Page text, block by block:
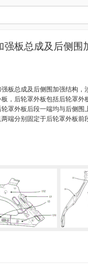
板总成及后侧围
板总成及后侧围加强结构，
，后轮罩外板包括后轮罩外
罩外板后段一端均与后侧围
端分别固定于后轮罩外板前